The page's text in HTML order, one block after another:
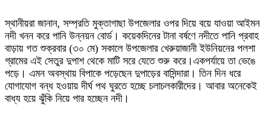
স্থানীয়রা জানান, সম্প্রতি মুক্তাগাছা উপজেলার ওপর দিয়ে বয়ে যাওয়া আইমন
নদী খনন করে পানি উন্নয়ন বোর্ড। কয়েকদিনের টানা বর্ষণে নদীতে পানি প্রবাহ
বাড়ায় গত শুক্রবার (৩০ মে) সকালে উপজেলার খেরুয়াজানী ইউনিয়নের পলশা
গ্রামের এই সেতুর দুপাশ থেকে মাটি সরে যেতে শুরু করে।একপর্যায়ে তা ভেঙে
পড়ে। এমন অবস্থায় বিপাকে পড়েছেন দুপাড়ের বাসিন্দারা। তিন দিন ধরে
যোগাযোগ বন্ধ হওয়ায় দীর্ঘ পথ ঘুরতে হচ্ছে চলাচলকারীদের। আবার অনেকেই
বাধ্য হয়ে ঝুঁকি নিয়ে পার হচ্ছেন নদী।